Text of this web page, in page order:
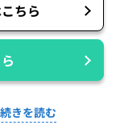
ちら
きを読む